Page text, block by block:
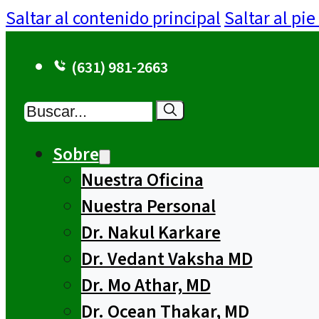
Saltar al contenido principalSaltar al
(631) 981-2663
Buscar
Sobre
Nuestra Oficina
Nuestra Personal
Dr. Nakul Karkare
Dr. Vedant Vaksha MD
Dr. Mo Athar, MD
Dr. Ocean Thakar, MD